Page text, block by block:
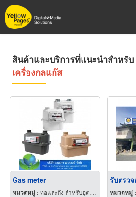
ข้าม
ไป
สินค้าและบริการที่แนะนำสำหรับ
เครื่องกลแก๊ส
Gas meter
หมวดหมู่ : ท่อและถัง สำหรับอุตสาหกรรมและเวชกรรมแก๊ส หมวดหมู่ :